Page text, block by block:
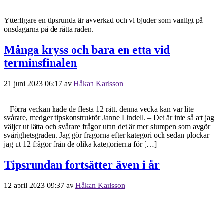
Ytterligare en tipsrunda är avverkad och vi bjuder som vanligt på
onsdagarna på de rätta raden.
Många kryss och bara en etta vid
terminsfinalen
21 juni 2023 06:17 av Håkan Karlsson
– Förra veckan hade de flesta 12 rätt, denna vecka kan var lite
svårare, medger tipskonstruktör Janne Lindell. – Det är inte så att jag
väljer ut lätta och svårare frågor utan det är mer slumpen som avgör
svårighetsgraden. Jag gör frågorna efter kategori och sedan plockar
jag ut 12 frågor från de olika kategorierna för […]
Tipsrundan fortsätter även i år
12 april 2023 09:37 av Håkan Karlsson